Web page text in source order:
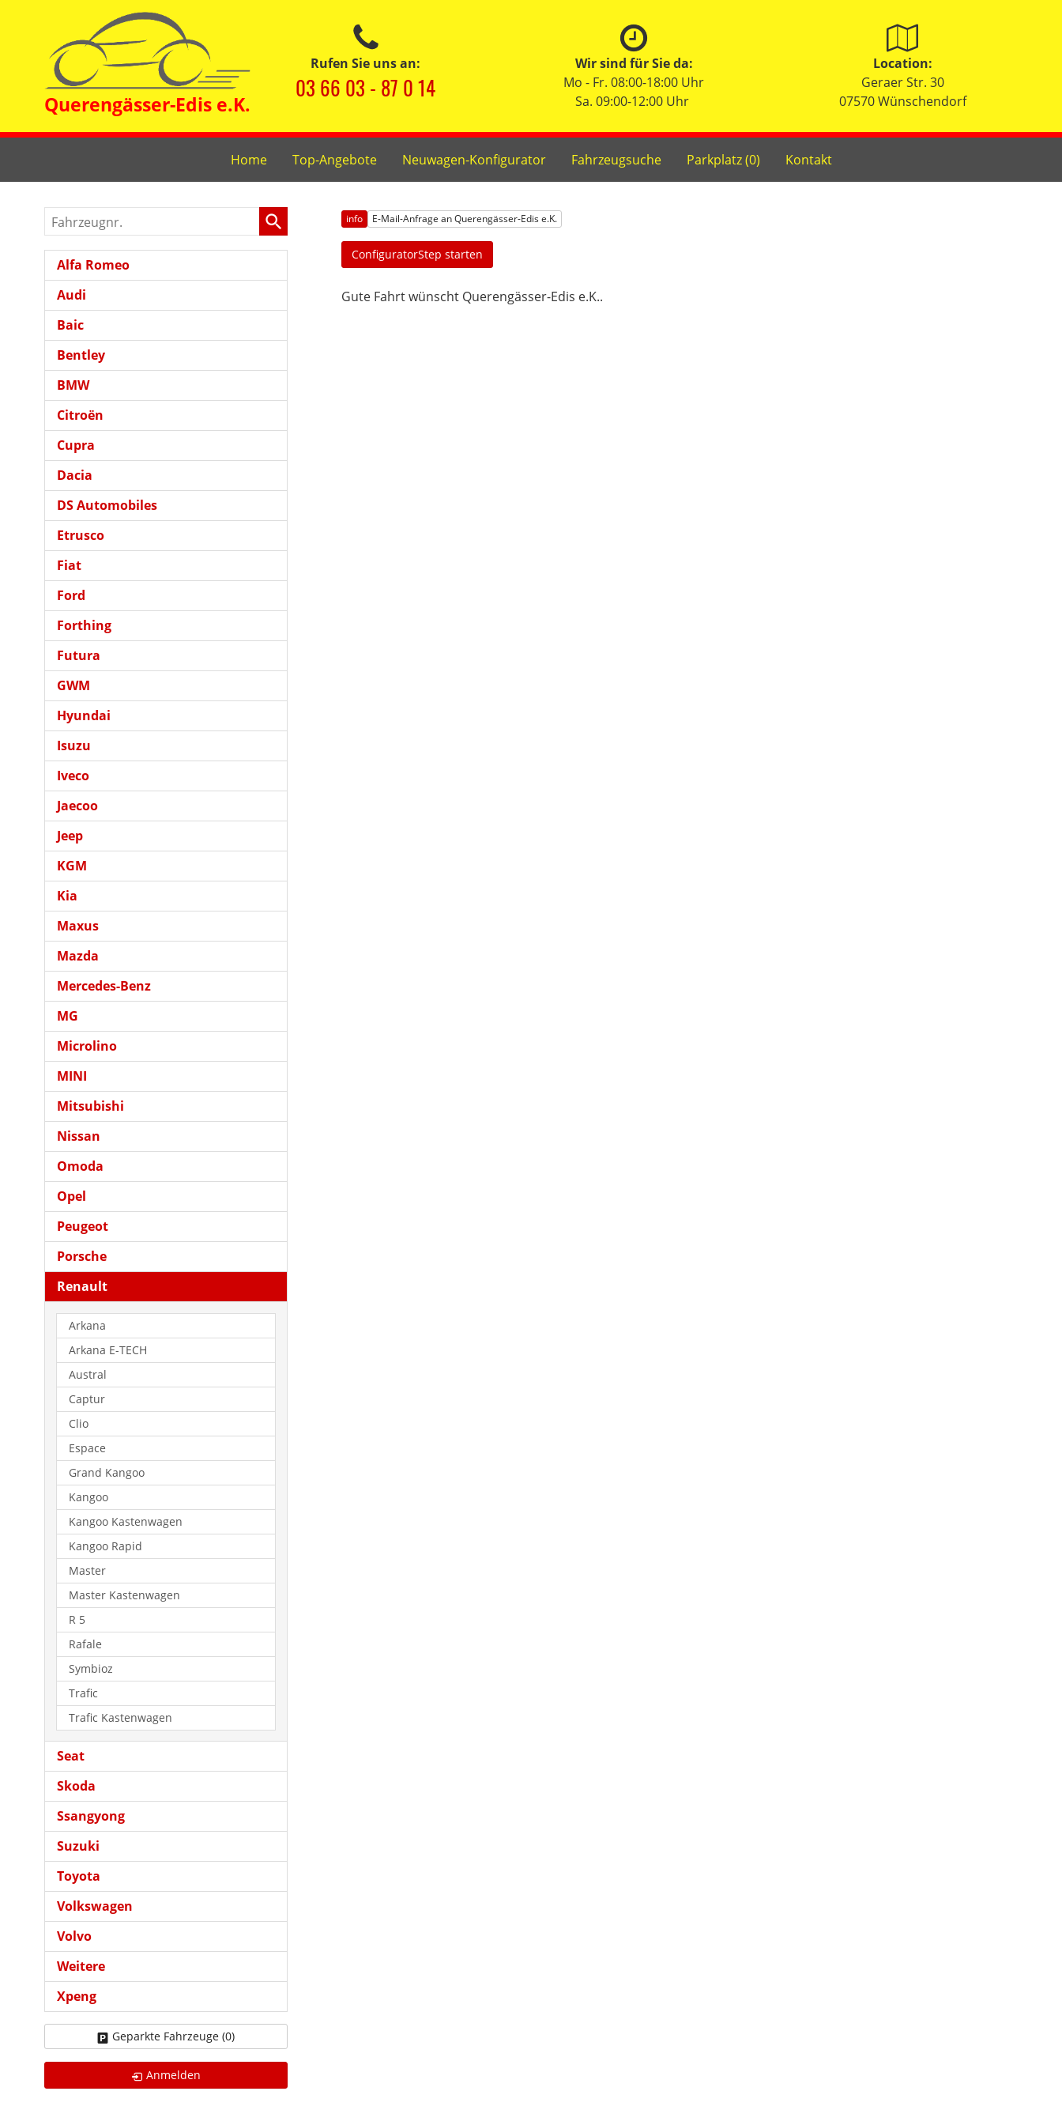
Rufen Sie uns an:
03 66 03 - 87 0 14
Wir sind für Sie da:
Mo - Fr. 08:00-18:00 Uhr
Sa. 09:00-12:00 Uhr
Location:
Geraer Str. 30
07570 Wünschendorf
Home Top-Angebote Neuwagen-Konfigurator Fahrzeugsuche Parkplatz (0) Kontakt
info E-Mail-Anfrage an Querengässer-Edis e.K.
ConfiguratorStep starten
Gute Fahrt wünscht Querengässer-Edis e.K..
Fahrzeugnr.
Alfa Romeo
Audi
Baic
Bentley
BMW
Citroën
Cupra
Dacia
DS Automobiles
Etrusco
Fiat
Ford
Forthing
Futura
GWM
Hyundai
Isuzu
Iveco
Jaecoo
Jeep
KGM
Kia
Maxus
Mazda
Mercedes-Benz
MG
Microlino
MINI
Mitsubishi
Nissan
Omoda
Opel
Peugeot
Porsche
Renault
Arkana
Arkana E-TECH
Austral
Captur
Clio
Espace
Grand Kangoo
Kangoo
Kangoo Kastenwagen
Kangoo Rapid
Master
Master Kastenwagen
R 5
Rafale
Symbioz
Trafic
Trafic Kastenwagen
Seat
Skoda
Ssangyong
Suzuki
Toyota
Volkswagen
Volvo
Weitere
Xpeng
Geparkte Fahrzeuge (0)
Anmelden